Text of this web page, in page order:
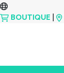
BOUTIQUE